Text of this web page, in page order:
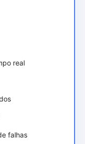
real
falhas